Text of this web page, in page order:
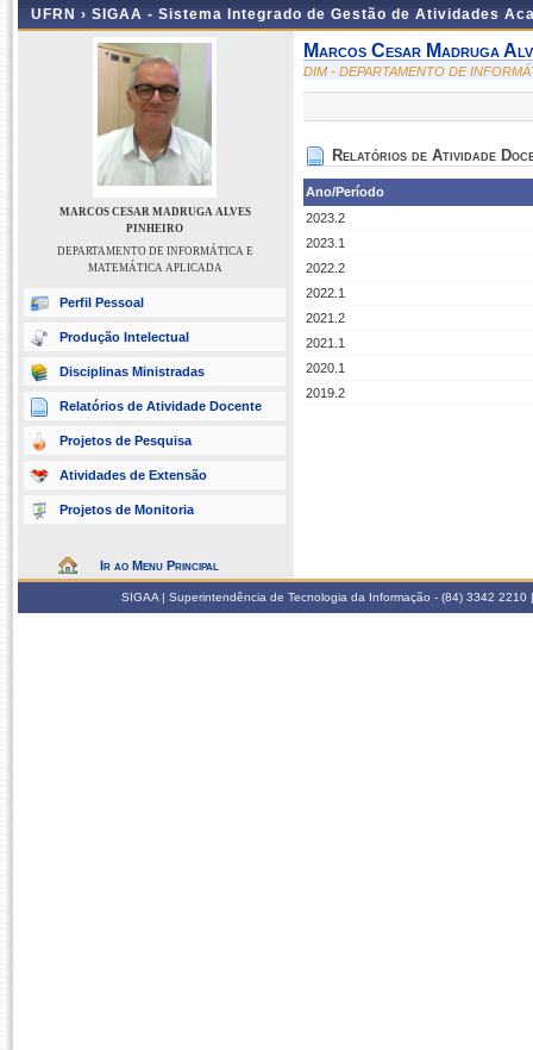
UFRN › SIGAA - Sistema Integrado de Gestão de Atividades
MARCOS CESAR MADRUGA ALVES
PINHEIRO
DEPARTAMENTO DE INFORMÁTICA E
MATEMÁTICA APLICADA
Perfil Pessoal
Produção Intelectual
Disciplinas Ministradas
Relatórios de Atividade Docente
Projetos de Pesquisa
Atividades de Extensão
Projetos de Monitoria
Ir ao Menu Principal
Marcos Cesar Madruga
DIM - DEPARTAMENTO DE
Relatórios de Atividade
Ano/Período
2023.2
2023.1
2022.2
2022.1
2021.2
2021.1
2020.1
2019.2
SIGAA | Superintendência de Tecnologia da Informação - (84) 3342